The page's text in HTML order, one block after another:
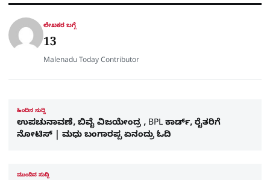
p k m
a
ಲೇಖಕರ ಬಗ್ಗೆ
13
Malenadu Today Contributor
ಹಿಂದಿನ ಸುದ್ದಿ
ಉಪಚುನಾವಣೆ, ಬಿವೈ ವಿಜಯೇಂದ್ರ , BPL ಕಾರ್ಡ್‌, ರೈತರಿಗೆ
ನೋಟಿಸ್‌ | ಮಧು ಬಂಗಾರಪ್ಪ ಏನಂದ್ರು ಓದಿ
ಮುಂದಿನ ಸುದ್ದಿ